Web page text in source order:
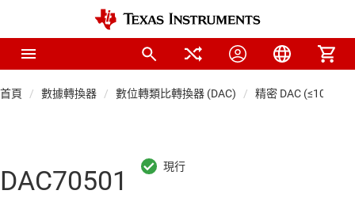
首頁 數據轉換器 數位轉類比轉換器 (DAC) 精密 DAC (≤10
DAC70501